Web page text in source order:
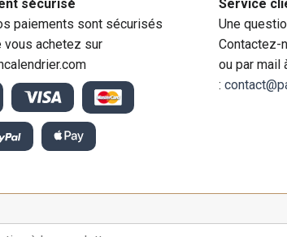
sécurisé
paiements sont sécurisés
vous achetez sur
Service
Une
Contactez-
ou par mail
: